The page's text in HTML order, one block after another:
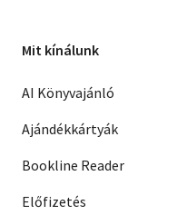
Mit kínálunk
AI Könyvajánló
Ajándékkártyák
Bookline Reader
Előfizetés